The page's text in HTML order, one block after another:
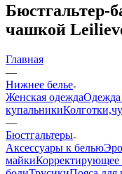
Бюстгальтер-
чашкой
Главная
—
Нижнее белье
Женская одеждаОдежда
купальники
—
Бюстгальтеры
Аксессуары к белью
майкиКорректирующее